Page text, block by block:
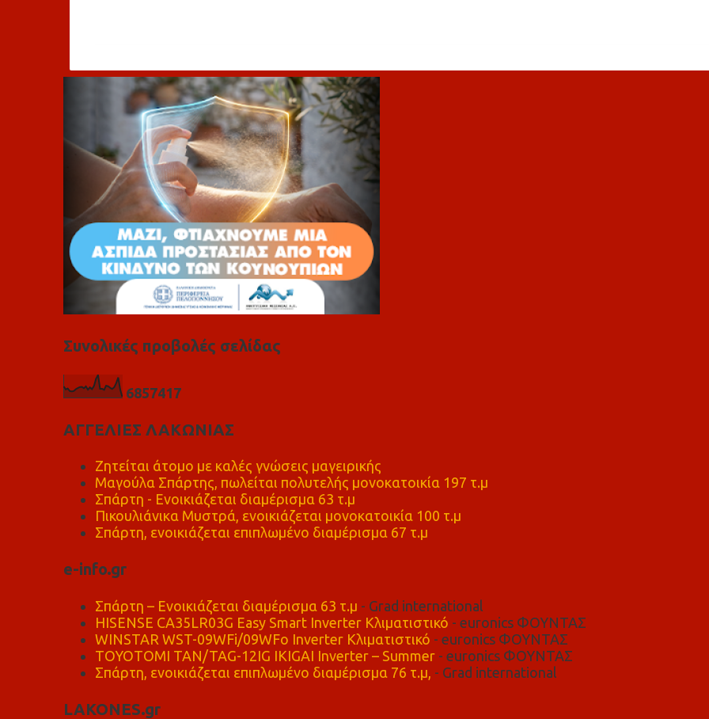
λ
Συνολικές προβολές σελίδας
6857417
ΑΓΓΕΛΙΕΣ ΛΑΚΩΝΙΑΣ
Ζητείται άτομο με καλές γνώσεις μαγειρικής
Μαγούλα Σπάρτης, πωλείται πολυτελής μονοκατοικία 197 τ.μ
Σπάρτη - Ενοικιάζεται διαμέρισμα 63 τ.μ
Πικουλιάνικα Μυστρά, ενοικιάζεται μονοκατοικία 100 τ.μ
Σπάρτη, ενοικιάζεται επιπλωμένο διαμέρισμα 67 τ.μ
e-info.gr
Σπάρτη – Ενοικιάζεται διαμέρισμα 63 τ.μ - Grad international
HISENSE CA35LR03G Easy Smart Inverter Κλιματιστικό - euronics ΦΟΥΝΤΑΣ
WINSTAR WST-09WFi/09WFo Inverter Κλιματιστικό - euronics ΦΟΥΝΤΑΣ
TOYOTOMI TAN/TAG-12IG IKIGAI Inverter – Summer- euronics ΦΟΥΝΤΑΣ
Σπάρτη, ενοικιάζεται επιπλωμένο διαμέρισμα 76 τ.μ, - Grad international
LAKONES.gr